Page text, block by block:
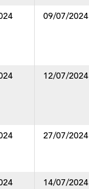
09/07/2024
12/07/2024
27/07/2024
14/07/2024